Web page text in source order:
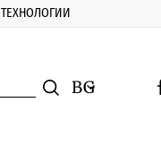
ТЕХНОЛОГИИ
Смяна на